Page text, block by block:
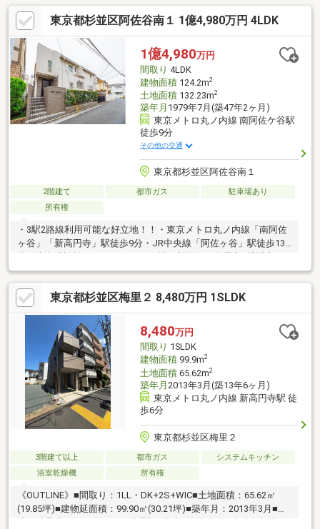
す・探し始めのお客様、正しい家探しをお伝えします＊ご来店頂
きアンケート回答でギフトカードプレゼント！■交通アクセス■・
ＪＲ中央線【高円寺】駅徒歩8分----------------------お気軽に下記の
《資料請求》又は《見学予約》ボタンをクリック！又は大和アク
タス 0120-105-111(通話無料)まで
東京都杉並区阿佐谷南１ 1億4,980万円 4LDK
1億4,980万円
間取り 4LDK
建物面積124.2m2
土地面積132.23m2
築年月 1979年7月(築47年2ヶ月)
東京メトロ丸ノ内線 南阿佐ケ谷駅
徒歩9分
その他の交通
東京都杉並区阿佐谷南１
2階建て 都市ガス
駐車場あり
所有権
・3駅2路線利用可能な好立地！！・東京メトロ丸ノ内線「南阿佐
ヶ谷」「新高円寺」駅徒歩9分・JR中央線「阿佐ヶ谷」駅徒歩13
ゆとりある間取・1階に洗面室、2階に洗面台付きで忙しい朝も快
適です・2階の和室には多目的に活用できる広縁スペースあり。・
内装リフォーム履歴あります。 ・約40坪のゆとりのある整形
地 × 北側間口12.5m
東京都杉並区梅里２ 8,480万円 1SLDK
8,480万円
間取り 1SLDK
建物面積99.9m2
土地面積65.62m2
築年月 2013年3月(築13年6ヶ月)
東京メトロ丸ノ内線 新高円寺駅 徒
歩6分
東京都杉並区梅里２
3階建て以上 都市ガス
システムキッチン
浴室乾燥機
所有権
《OUTLINE》■間取り：1LL・DK+2S+WIC■土地面積：65.62㎡
(19.85坪)■建物延面積：99.90㎡(30.21坪)■築年月：2013年3月■構